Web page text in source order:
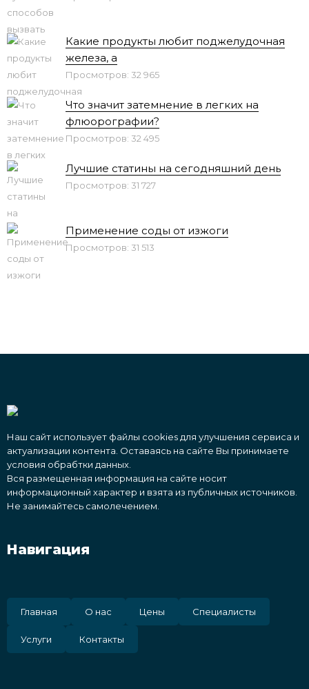
Какие продукты любит поджелудочная
железа, а
Просмотров: 32 965
Что значит затемнение в легких на
флюорографии?
Просмотров: 32 495
Лучшие статины на сегодняшний день
Просмотров: 31 727
Применение соды от изжоги
Просмотров: 31 513
Наш сайт использует файлы cookies для улучшения сервиса и
актуализации контента. Оставаясь на сайте Вы принимаете
условия обрабтки данных.
Вся размещенная информация на сайте носит
информационный характер и взята из публичных источников.
Не занимайтесь самолечением.
Навигация
Главная О нас Цены Специалисты
Услуги Контакты